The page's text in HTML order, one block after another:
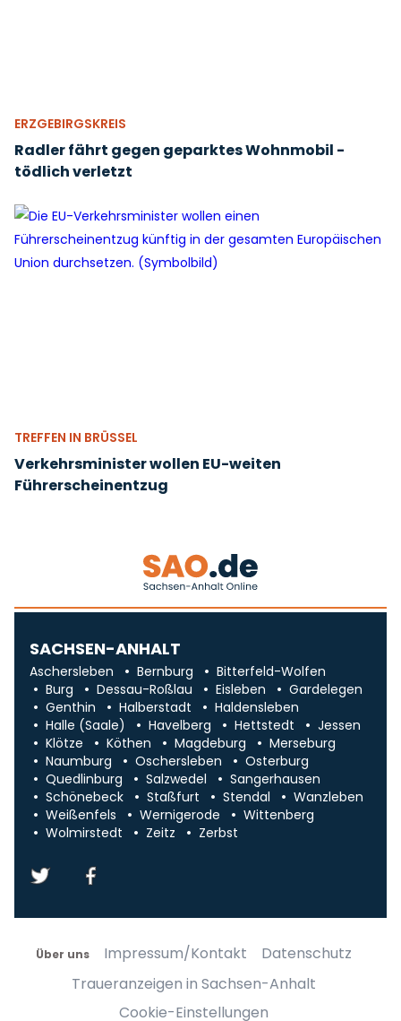
ERZGEBIRGSKREIS
Radler fährt gegen geparktes Wohnmobil -
tödlich verletzt
TREFFEN IN BRÜSSEL
Verkehrsminister wollen EU-weiten
Führerscheinentzug
SACHSEN-ANHALT
Aschersleben Bernburg
Bitterfeld-Wolfen
Burg
Dessau-Roßlau Eisleben
Gardelegen
Genthin
Halberstadt
Haldensleben
Halle (Saale)
Havelberg Hettstedt
Jessen
Klötze
Köthen Magdeburg
Merseburg
Naumburg
Oschersleben
Osterburg
Quedlinburg
Salzwedel
Sangerhausen
Schönebeck
Staßfurt Stendal
Wanzleben
Weißenfels
Wernigerode
Wittenberg
Wolmirstedt
Zeitz Zerbst
Über uns Impressum/Kontakt
Datenschutz
Traueranzeigen in Sachsen-Anhalt
Cookie-Einstellungen